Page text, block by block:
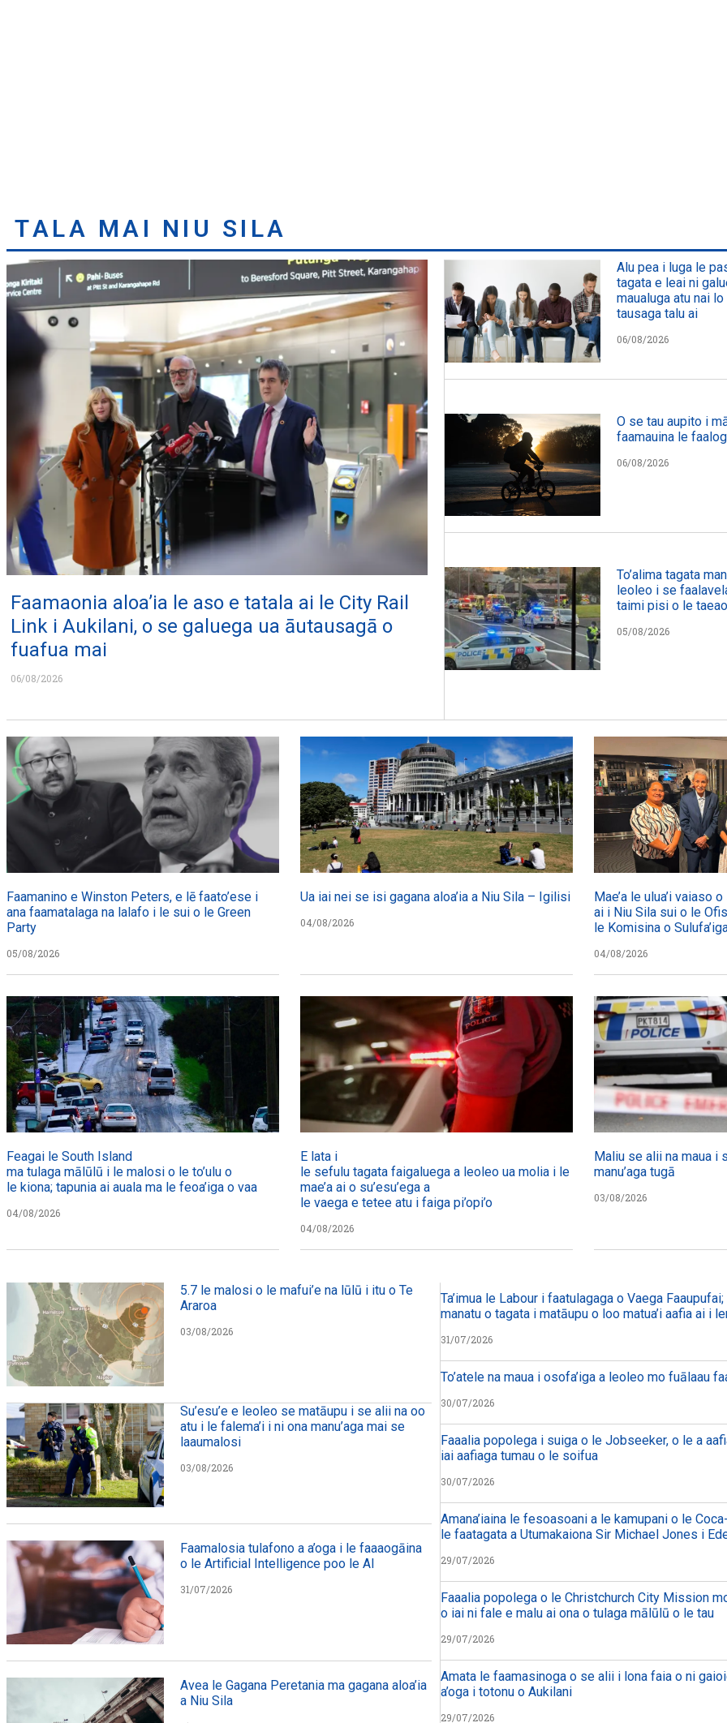
TALA MAI NIU SILA
Faamaonia aloa’ia le aso e tatala ai le City Rail
Link i Aukilani, o se galuega ua āutausagā o
fuafua mai
06/08/2026
Alu pea i luga le
tagata e leai ni
maualuga atu nai
tausaga talu ai
06/08/2026
O se tau aupito i
faamauina le
06/08/2026
To’alima tagata
leoleo i se
taimi pisi o le
05/08/2026
Faamanino e Winston Peters, e lē faato’ese i
ana faamatalaga na lalafo i le sui o le Green
Party
05/08/2026
Ua iai nei se isi gagana aloa’ia a Niu Sila – Igilisi
04/08/2026
Mae’a le ulua’i vaiaso
ai i Niu Sila sui o le
le Komisina o
04/08/2026
Feagai le South Island
ma tulaga mālūlū i le malosi o le to’ulu o
le kiona; tapunia ai auala ma le feoa’iga o vaa
04/08/2026
E lata i
le sefulu tagata faigaluega a leoleo ua molia i le tulafono i le
mae’a ai o su’esu’ega a
le vaega e tetee atu i faiga pi’opi’o
04/08/2026
Maliu se alii na maua i
manu’aga tugā
03/08/2026
5.7 le malosi o le mafui’e na lūlū i itu o Te
Araroa
03/08/2026
Su’esu’e e leoleo se matāupu i se alii na oo
atu i le falema’i i ni ona manu’aga mai se
laaumalosi
03/08/2026
Faamalosia tulafono a a’oga i le faaaogāina
o le Artificial Intelligence poo le AI
31/07/2026
Avea le Gagana Peretania ma gagana aloa’ia
a Niu Sila
Ta’imua le Labour i faatulagaga o Vaega
manatu o tagata i matāupu o loo matua’i aafia ai i
31/07/2026
To’atele na maua i osofa’iga a leoleo mo fuālaau
30/07/2026
Faaalia popolega i suiga o le Jobseeker, o le a
iai aafiaga tumau o le soifua
30/07/2026
Amana’iaina le fesoasoani a le kamupani o le
le faatagata a Utumakaiona Sir Michael Jones i
29/07/2026
Faaalia popolega o le Christchurch City Mission
o iai ni fale e malu ai ona o tulaga mālūlū o le tau
29/07/2026
Amata le faamasinoga o se alii i lona faia o ni
a’oga i totonu o Aukilani
29/07/2026